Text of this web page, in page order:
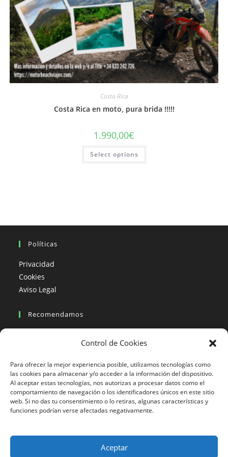
Control de Cookies
Para ofrecer la mejor experiencia posible, utilizamos tecnologías como
las cookies para almacenar y/o acceder a la información del dispositivo.
Al aceptar estas tecnologías, nos autorizas a procesar datos como el
comportamiento de navegación o los identificadores únicos en este sitio
web. Si no das tu consentimiento o lo retiras, algunas características y
funciones podrían verse afectadas negativamente.
Aceptar
Costa Rica
Costa Rica en moto, pura brida !!!!!
1.990,00€
Select options
Políticas
Privacidad
Cookies
Aviso Legal
Recomendamos
Viajes en moto organizados
Blogs viajes en moto
Más Visto
Viajes en moto India